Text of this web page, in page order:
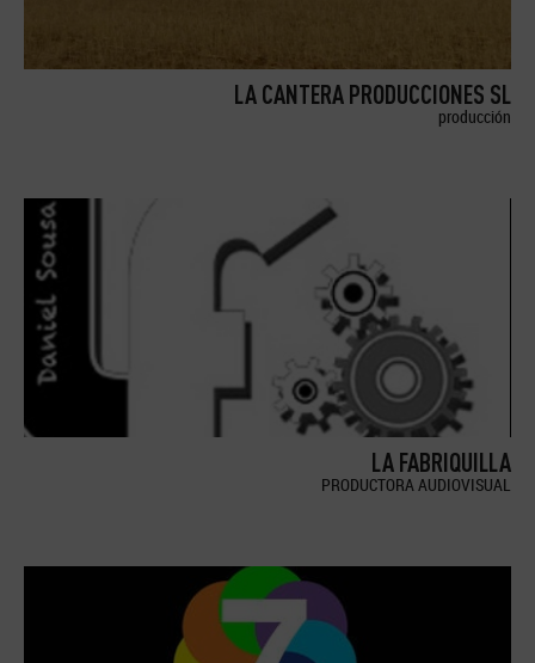
LA CANTERA PRODUCCIONES SL
producción
LA FABRIQUILLA
PRODUCTORA AUDIOVISUAL